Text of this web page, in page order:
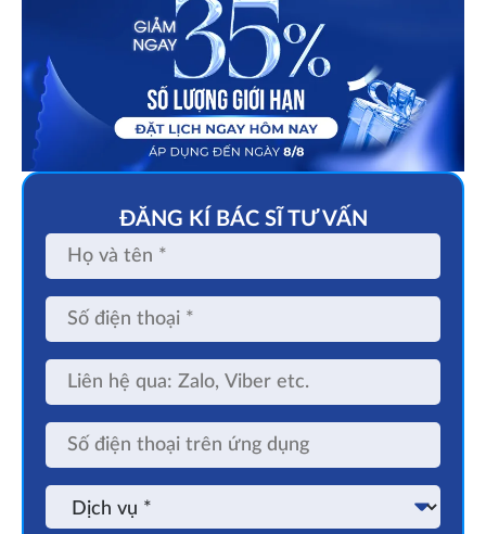
ĐĂNG KÍ BÁC SĨ TƯ VẤN
Họ
tên
Số
điện
thoại
Liên
qua:
Zalo,
Viber
etc.
Số
điện
thoại
trên
ứng
dụng
Dịch